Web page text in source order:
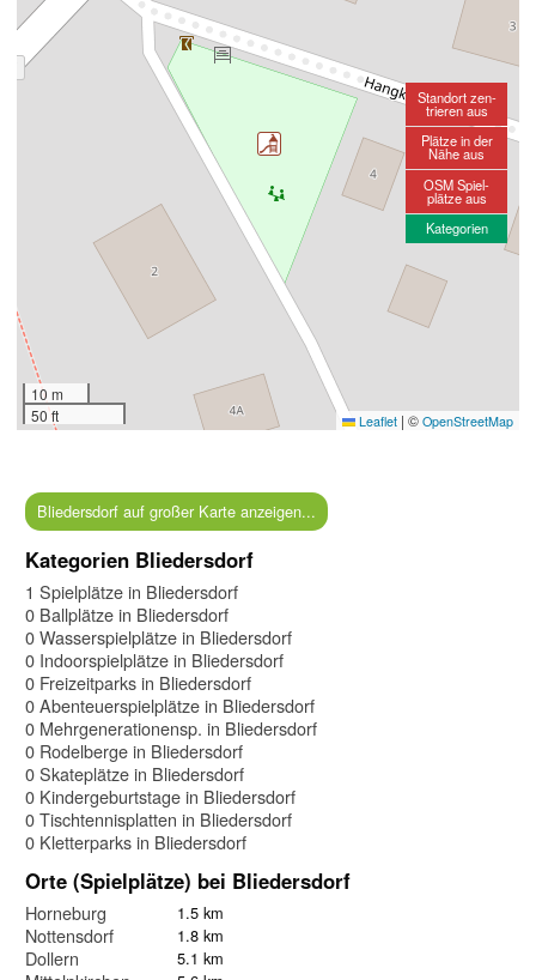
10 m
50 ft
Leaflet | © OpenStreetMap
Standort zen-
trieren aus
Plätze in der
Nähe aus
OSM Spiel-
plätze aus
Kategorien
Bliedersdorf auf großer Karte anzeigen...
Kategorien Bliedersdorf
1 Spielplätze in Bliedersdorf
0 Ballplätze in Bliedersdorf
0 Wasserspielplätze in Bliedersdorf
0 Indoorspielplätze in Bliedersdorf
0 Freizeitparks in Bliedersdorf
0 Abenteuerspielplätze in Bliedersdorf
0 Mehrgenerationensp. in Bliedersdorf
0 Rodelberge in Bliedersdorf
0 Skateplätze in Bliedersdorf
0 Kindergeburtstage in Bliedersdorf
0 Tischtennisplatten in Bliedersdorf
0 Kletterparks in Bliedersdorf
Orte (Spielplätze) bei Bliedersdorf
Horneburg 1.5 km
Nottensdorf 1.8 km
Dollern 5.1 km